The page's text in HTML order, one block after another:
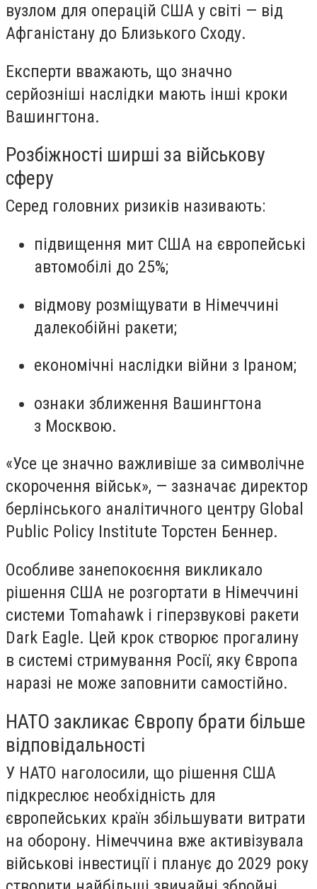
вузлом для операцій США у світі — від
Афганістану до Близького Сходу.
Експерти вважають, що значно
серйозніші наслідки мають інші кроки
Вашингтона.
Розбіжності ширші за військову
сферу
Серед головних ризиків називають:
підвищення мит США на європейські
автомобілі до 25%;
відмову розміщувати в Німеччині
далекобійні ракети;
економічні наслідки війни з Іраном;
ознаки зближення Вашингтона
з Москвою.
«Усе це значно важливіше за символічне
скорочення військ», — зазначає директор
берлінського аналітичного центру Global
Public Policy Institute Торстен Беннер.
Особливе занепокоєння викликало
рішення США не розгортати в Німеччині
системи Tomahawk і гіперзвукові ракети
Dark Eagle. Цей крок створює прогалину
в системі стримування Росії, яку Європа
наразі не може заповнити самостійно.
НАТО закликає Європу брати більше
відповідальності
У НАТО наголосили, що рішення США
підкреслює необхідність для
європейських країн збільшувати витрати
на оборону. Німеччина вже активізувала
військові інвестиції і планує до 2029 року